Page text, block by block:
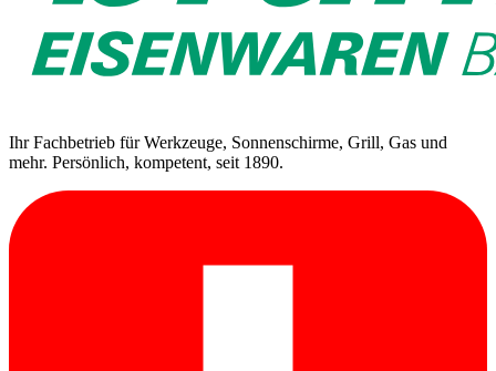
Ihr Fachbetrieb für Werkzeuge, Sonnenschirme, Grill, Gas und
mehr. Persönlich, kompetent, seit 1890.